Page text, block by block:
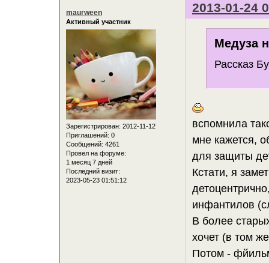
2013-01-24
maurween
Активный участник
Зарегистрирован: 2012-11-12
Приглашений: 0
Сообщений: 4261
Провел на форуме:
1 месяц 7 дней
Последний визит:
2023-05-23 01:51:12
Медуза
Рассказ
вспомнила
мне кажется,
для защиты
Кстати, я
инфантилов
В более
хочет (в том
Потом -